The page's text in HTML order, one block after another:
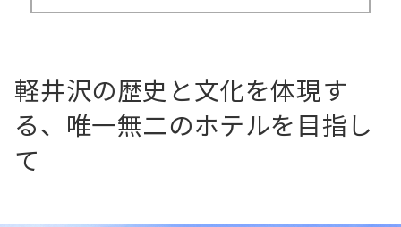
軽井沢の歴史と文化を体現す
る、唯一無二のホテルを目指し
て